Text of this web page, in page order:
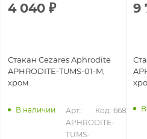
4 040 ₽
Стакан Cezares Aphrodite
APHRODITE-TUMS-01-M,
хром
В наличии
Арт.:
APHRODITE-
TUMS-
Код: 66846
9